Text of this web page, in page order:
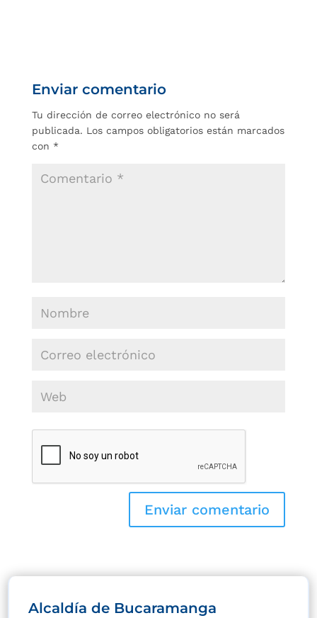
Enviar comentario
Tu dirección de correo electrónico no será
publicada. Los campos obligatorios están marcados
con *
Alcaldía de Bucaramanga